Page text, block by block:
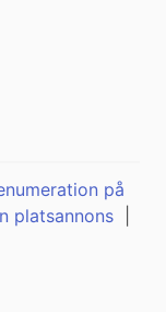
på
platsannons